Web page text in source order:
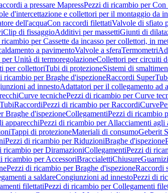
a pressare MapressPezzi di ricambio per Con
d'intercettazione e collettori per il montaggio da
dell'acquaCon raccordi filettatiValvole di sfiato
Clip di fissaggioAdditivi per massettiGiunti di
per Cassette da incasso per collettori, in
a pavimentoValvole a sferaTermometri
Unità di termoregolazioneCollettori per circuiti
per collettoriTubi di protezioneSistemi di
ricambio per Braghe d'ispezioneRaccordi
ad innestoAdattatori per il collegamento ad
Curve tecnichePezzi di ricambio per Curve
RaccordiPezzi di ricambio per RaccordiCurve
Braghe d'ispezioneCollegamentiPezzi di ricambio
apparecchiPezzi di ricambio per Allacciamenti agli
Tappi di protezioneMateriali di consumoGeberit
Pezzi di ricambio per RiduzioniBraghe d'ispezione
ricambio per DiramazioniCollegamentiPezzi di
ricambio per AccessoriBraccialettiChiusure
Pezzi di ricambio per Braghe d'ispezioneRaccordi
a saldareCongiunzioni ad innestoPezzi di
filettatiPezzi di ricambio per Collegamenti